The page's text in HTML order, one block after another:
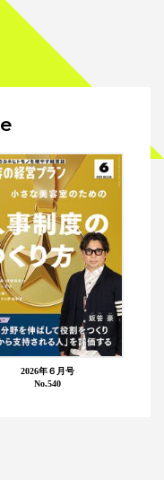
2026年６月号
No.540